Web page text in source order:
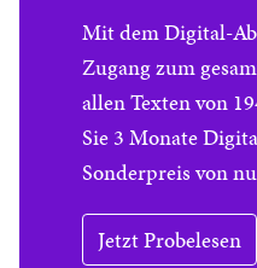
Mit dem Digital-
Zugang zum
allen Texten von
Sie 3 Monate
Sonderpreis von
Jetzt Probelesen